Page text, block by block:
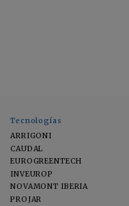
Tecnologías
ARRIGONI
CAUDAL
EUROGREENTECH
INVEUROP
NOVAMONT IBERIA
PROJAR